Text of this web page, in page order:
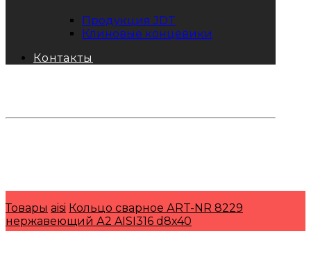
Продукция JDT
Клиновые концевики
Контакты
Товары aisi Кольцо сварное АRT-NR 8229
нержавеющий А2 AISI316 d8х40